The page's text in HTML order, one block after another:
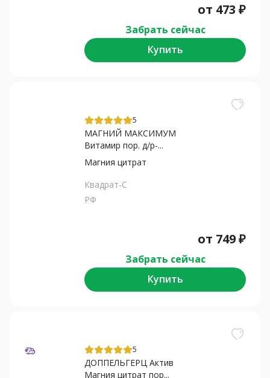
от 473 ₽
Забрать сейчас
Купить
5
МАГНИЙ МАКСИМУМ
Витамир пор. д/р-...
Магния цитрат
Квадрат-С
РФ
от 749₽
Забрать сейчас
Купить
5
ДОППЕЛЬГЕРЦ Актив
Магния цитрат пор...